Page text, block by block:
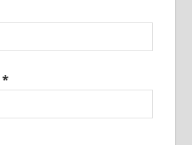
*